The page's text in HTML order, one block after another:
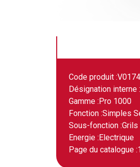
Code produit :
Désignation interne :
Gamme : Pro 1000
Fonction :Simples
Sous-fonction :Grils
Energie : Electrique
Page du catalogue :